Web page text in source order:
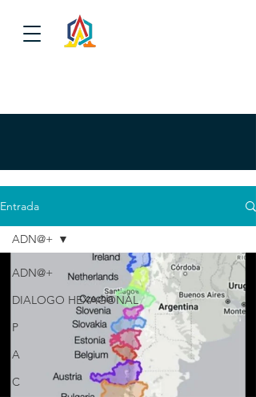
Entrada
ADN@+
DIALOGO HEXAGONAL
P
A
C
ADN@+